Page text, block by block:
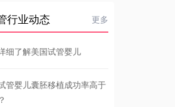
行业动态 更多
细了解美国试管婴儿
管婴儿囊胚移植成功率高于